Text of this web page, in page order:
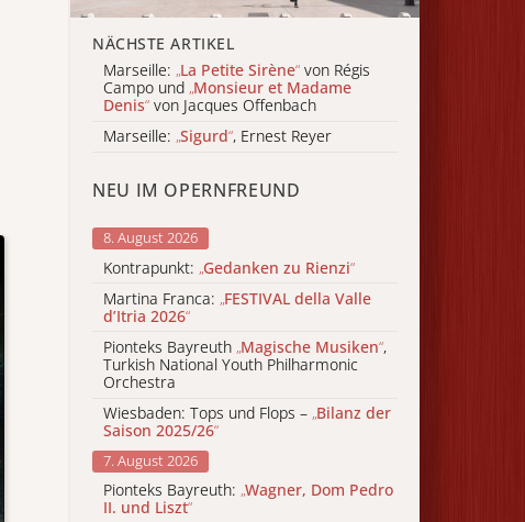
NÄCHSTE ARTIKEL
Marseille: „La Petite Sirène“ von Régis
Campo und „Monsieur et Madame
Denis“ von Jacques Offenbach
Marseille: „Sigurd“, Ernest Reyer
NEU IM OPERNFREUND
8. August 2026
Kontrapunkt: „Gedanken zu Rienzi“
Martina Franca: „FESTIVAL della Valle
d’Itria 2026“
Pionteks Bayreuth „Magische Musiken“,
Turkish National Youth Philharmonic
Orchestra
Wiesbaden: Tops und Flops – „Bilanz der
Saison 2025/26“
7. August 2026
Pionteks Bayreuth: „Wagner, Dom Pedro
II. und Liszt“